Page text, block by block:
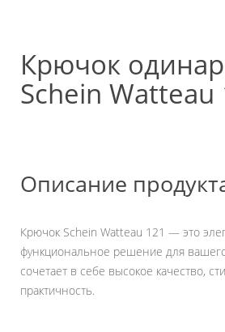
Крючок
Schein Watteau
Описание
Крючок Schein Watteau 121 — это
функциональное решение для
сочетает в себе высокое качество,
практичность.